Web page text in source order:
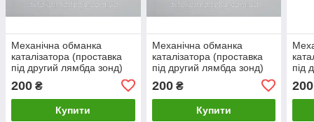
Механічна обманка
каталізатора (проставка
під другий лямбда зонд)
200 ₴
Купити
Механічна обманка
каталізатора (проставка
під другий лямбда зонд)
для Citroen C6 (Сітроен)
200₴
Купити
під
200